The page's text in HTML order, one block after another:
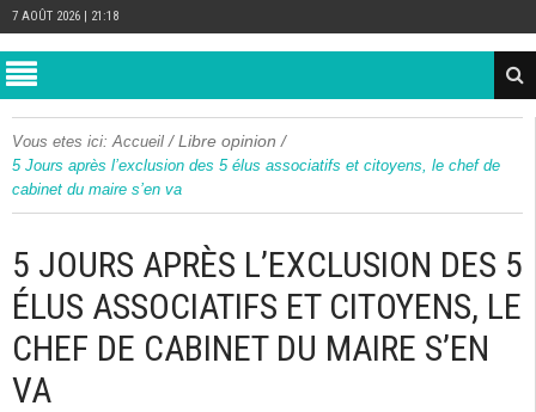
7 AOÛT 2026 | 21:18
Vous etes ici: Accueil /Libre opinion /
5 Jours après l’exclusion des 5 élus associatifs et citoyens, le chef de
cabinet du maire s’en va
5 JOURS APRÈS L’EXCLUSION DES 5
ÉLUS ASSOCIATIFS ET CITOYENS, LE
CHEF DE CABINET DU MAIRE S’EN
VA